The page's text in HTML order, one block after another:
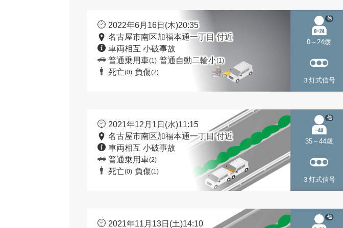
2022年6月16日(木)20:35
名古屋市南区加福本通一丁目 付近
車両相互 小破事故
普通乗用車(1) 普通自動二輪小(1)
死亡(0) 負傷(2)
0～24歳
他
３灯式信号
2021年12月1日(水)11:15
名古屋市南区加福本通一丁目 付近
車両相互 小破事故
普通乗用車(2)
死亡(0) 負傷(1)
35～44歳
他
３灯式信号
2021年11月13日(土)14:10
他